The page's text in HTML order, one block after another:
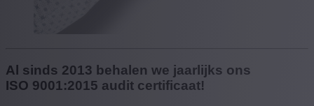
Al sinds 2013 behalen we jaarlijks ons
ISO 9001:2015 audit certificaat!